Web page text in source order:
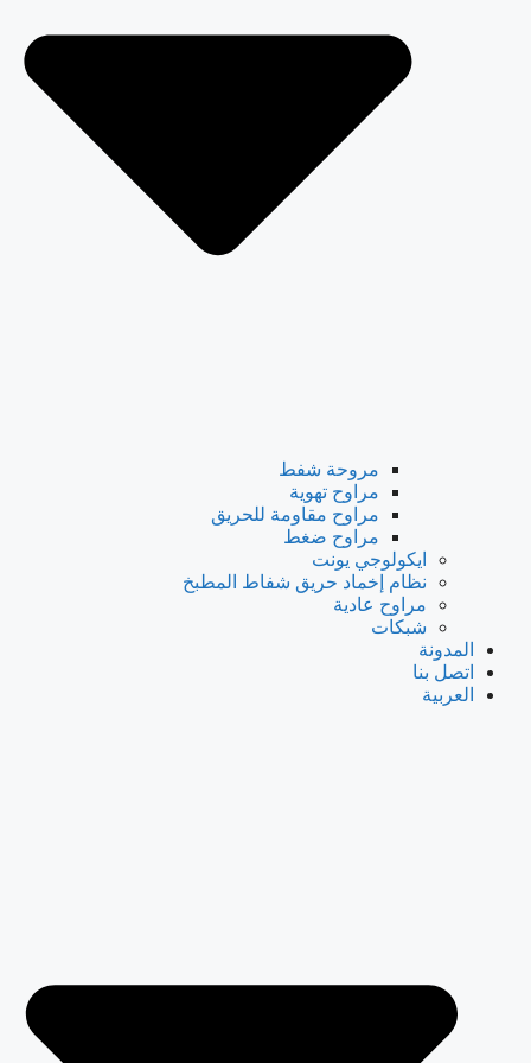
مروحة شفط
مراوح تهوية
مراوح مقاومة للحريق
مراوح ضغط
ايكولوجي يونت
نظام إخماد حريق شفاط المطبخ
مراوح عادية
شبكات
المدونة
اتصل بنا
العربية